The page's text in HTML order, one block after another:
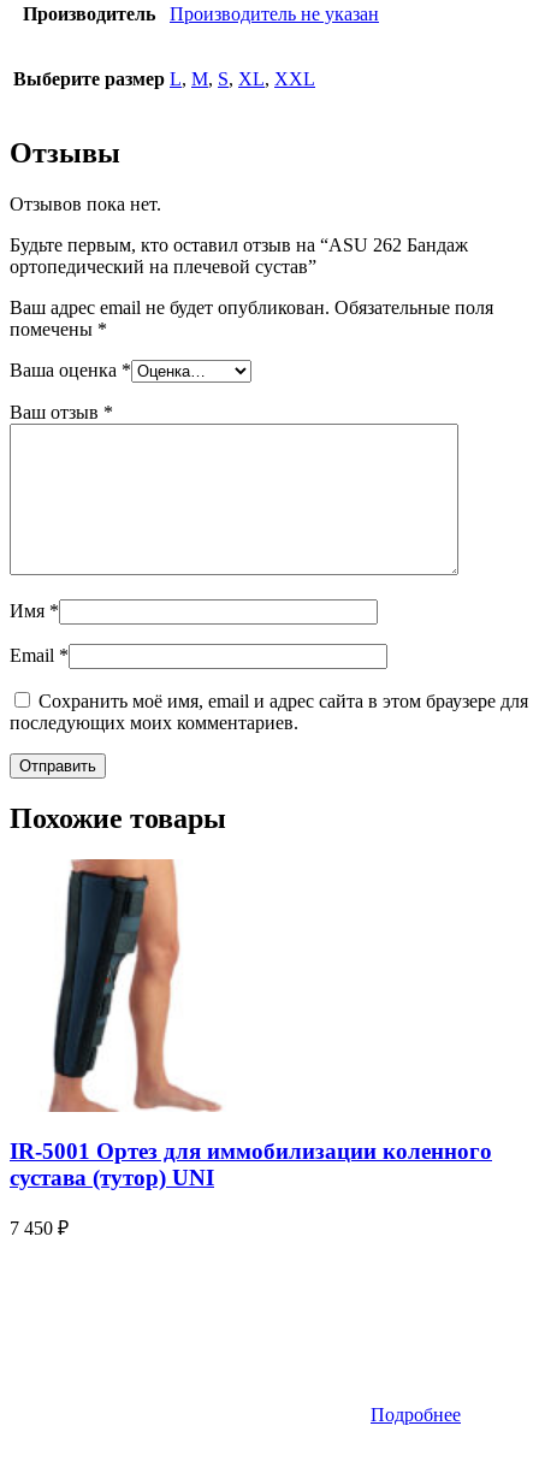
Производитель Производитель не указан
Выберите размер L, M, S, XL, XXL
Отзывы
Отзывов пока нет.
Будьте первым, кто оставил отзыв на “ASU 262 Бандаж
ортопедический на плечевой сустав”
Ваш адрес email не будет опубликован. Обязательные поля
помечены *
Ваша оценка *
Ваш отзыв *
Имя *
Email *
Сохранить моё имя, email и адрес сайта в этом браузере для
последующих моих комментариев.
Похожие товары
IR-5001 Ортез для иммобилизации коленного
сустава (тутор) UNI
7 450 ₽
Подробнее